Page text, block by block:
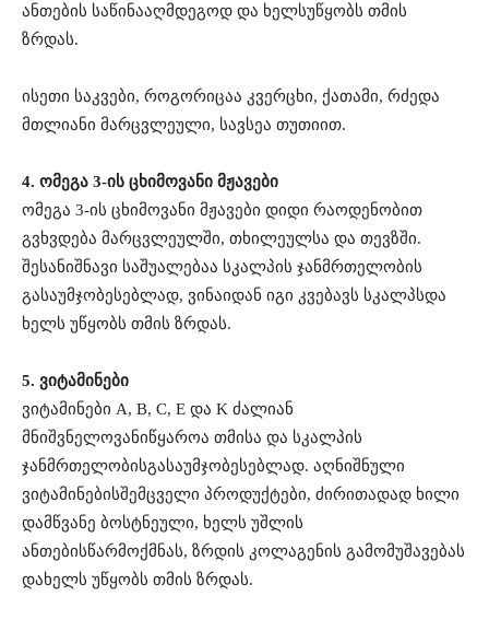
ანთების საწინააღმდეგოდ და ხელსუწყობს თმის
ზრდას.
ისეთი საკვები, როგორიცაა კვერცხი, ქათამი, რძედა
მთლიანი მარცვლეული, სავსეა თუთიით.
4. ომეგა 3-ის ცხიმოვანი მჟავები
ომეგა 3-ის ცხიმოვანი მჟავები დიდი რაოდენობით
გვხვდება მარცვლეულში, თხილეულსა და თევზში.
შესანიშნავი საშუალებაა სკალპის ჯანმრთელობის
გასაუმჯობესებლად, ვინაიდან იგი კვებავს სკალპსდა
ხელს უწყობს თმის ზრდას.
5. ვიტამინები
ვიტამინები A, B, C, E და K ძალიან
მნიშვნელოვანიწყაროა თმისა და სკალპის
ჯანმრთელობისგასაუმჯობესებლად. აღნიშნული
ვიტამინებისშემცველი პროდუქტები, ძირითადად ხილი
დამწვანე ბოსტნეული, ხელს უშლის
ანთებისწარმოქმნას, ზრდის კოლაგენის გამომუშავებას
დახელს უწყობს თმის ზრდას.